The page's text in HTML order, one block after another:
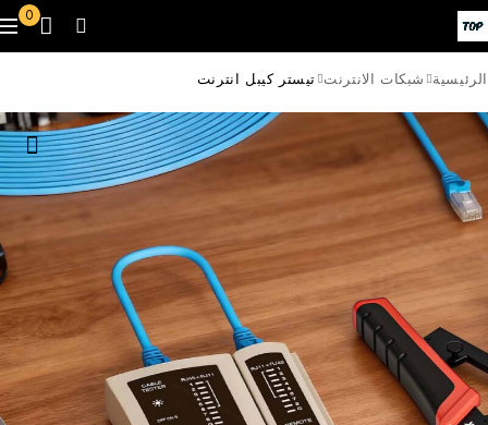
0
الرئيسية شبكات الانترنت تيستر كيبل انترنت